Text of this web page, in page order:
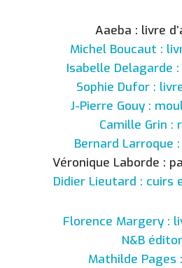
Aaeba : livre
Michel Boucaut :
Isabelle Delagarde
Sophie Dufor :
J-Pierre Gouy :
Camille Grin :
Bernard Larroque
Véronique Laborde :
Didier Lieutard : cuirs
Florence Margery :
N&B
Mathilde Pages